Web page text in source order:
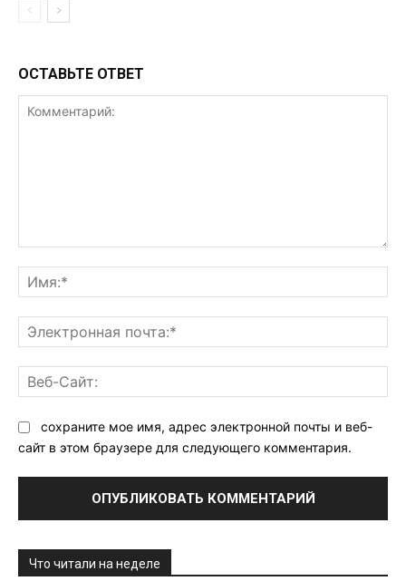
ОСТАВЬТЕ ОТВЕТ
сохраните мое имя, адрес электронной почты и веб-
сайт в этом браузере для следующего комментария.
Что читали на неделе